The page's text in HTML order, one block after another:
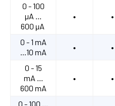
0 - 100
µA ...
600 µA
• •
0 - 1 mA
...10 mA
• •
0 - 15
mA ...
600 mA
• •
0 - 100 ...